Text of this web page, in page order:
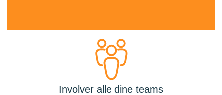
Involver alle dine teams